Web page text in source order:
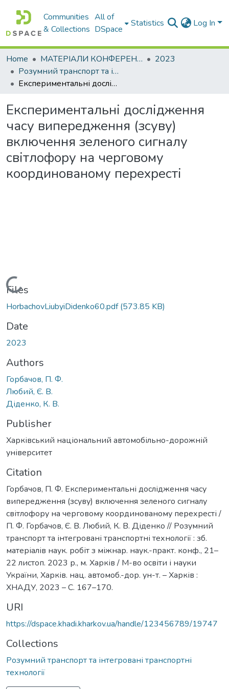
Communities
& Collections
All of
DSpace
Statistics Log In
Home МАТЕРІАЛИ КОНФЕРЕНЦІЙ
2023
Розумний транспорт та інтегровані транспортні технології
Експериментальні дослідження часу випередження (зсуву) включення зеленого сигналу світлофору на черговому координованому перехресті
Експериментальні дослідження
часу випередження (зсуву)
включення зеленого сигналу
світлофору на черговому
координованому перехресті
Loading...
Files
HorbachovLiubyiDidenko60.pdf(573.85 KB)
Date
2023
Authors
Горбачов, П. Ф.
Любий, Є. В.
Діденко, К. В.
Publisher
Харківський національний автомобільно-дорожній
університет
Citation
Горбачов, П. Ф. Експериментальні дослідження часу
випередження (зсуву) включення зеленого сигналу
світлофору на черговому координованому перехресті /
П. Ф. Горбачов, Є. В. Любий, К. В. Діденко // Розумний
транспорт та інтегровані транспортні технології : зб.
матеріалів наук. робіт з міжнар. наук.-практ. конф., 21–
22 листоп. 2023 р., м. Харків / М-во освіти і науки
України, Харків. нац. автомоб.-дор. ун-т. – Харків :
ХНАДУ, 2023 – С. 167–170.
URI
https://dspace.khadi.kharkov.ua/handle/123456789/19747
Collections
Розумний транспорт та інтегровані транспортні
технології